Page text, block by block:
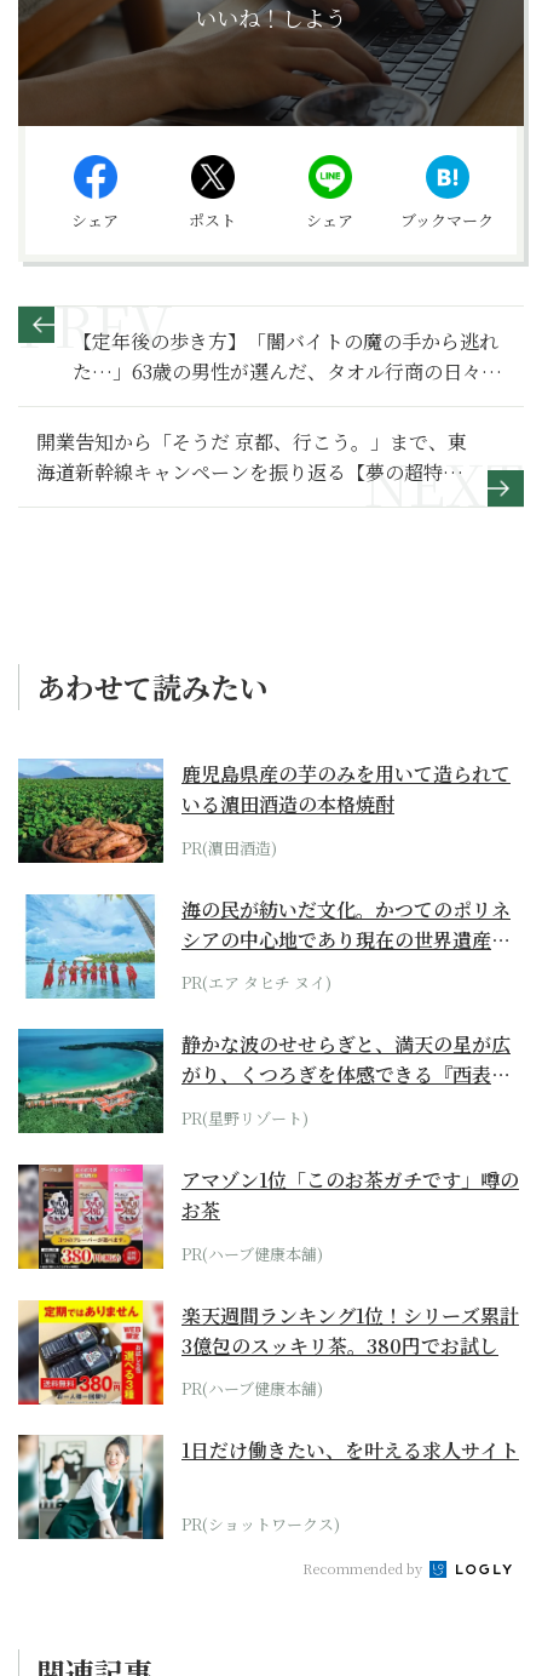
いいね！しよう
シェア ポスト シェア ブックマーク
【定年後の歩き方】「闇バイトの魔の手から逃れ
た…」63歳の男性が選んだ、タオル行商の日々で
味わう人生の悲哀～その１～
開業告知から「そうだ 京都、行こう。」まで、東
海道新幹線キャンペーンを振り返る【夢の超特急
の歴史と「今」を旅する】
あわせて読みたい
鹿児島県産の芋のみを用いて造られて
いる濵田酒造の本格焼酎
PR(濵田酒造)
海の民が紡いだ文化。かつてのポリネ
シアの中心地であり現在の世界遺産か
らみえてくる...
PR(エア タヒチ ヌイ)
静かな波のせせらぎと、満天の星が広
がり、くつろぎを体感できる『西表島
ホテル by...
PR(星野リゾート)
アマゾン1位「このお茶ガチです」噂の
お茶
PR(ハーブ健康本舗)
楽天週間ランキング1位！シリーズ累計
3億包のスッキリ茶。380円でお試し
PR(ハーブ健康本舗)
1日だけ働きたい、を叶える求人サイト
PR(ショットワークス)
Recommended by